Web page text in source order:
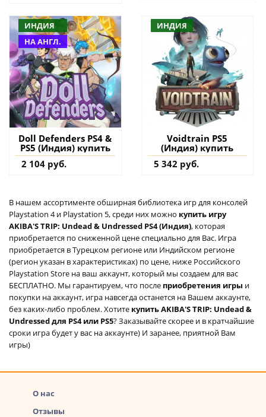
ИНДИЯ
НА АНГЛ.
Doll Defenders PS4 &
PS5 (Индия) купить
2 104 руб.
ИНДИЯ
Voidtrain PS5
(Индия) купить
5 342 руб.
В нашем ассортименте обширная библиотека игр для консолей
Playstation 4 и Playstation 5, среди них можно купить игру
AKIBA'S TRIP: Undead & Undressed PS4 (Индия), которая
приобретается по сниженной цене специально для Вас. Игра
приобретается в Турецком регионе или Индийском регионе
(регион указан в характеристиках) по цене, ниже Российского
Playstation Store на ваш аккаунт, который мы создаем для вас
БЕСПЛАТНО. Мы гарантируем, что после приобретения игры и
покупки на аккаунт, игра навсегда останется на Вашем аккаунте,
без каких-либо проблем. Хотите купить AKIBA'S TRIP: Undead &
Undressed для PS4 или PS5? Заказывайте скорее и в кратчайшие
сроки игра будет у вас на аккаунте) И заранее, приятной Вам
игры)
О нас
Отзывы